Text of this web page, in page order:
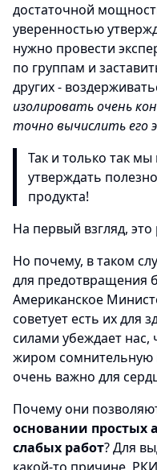
достаточной
уверенностью
нужно провести
по группам и
других -
изолировать очень
точно вычислить его
Так и только так
утверждать
продукта!
На первый взгляд,
Но почему, в таком
для предотвращения
Американское
советует есть их для
силами убеждает нас,
жиром сомнительную
очень важно для
Почему они
основании простых
слабых работ? Для